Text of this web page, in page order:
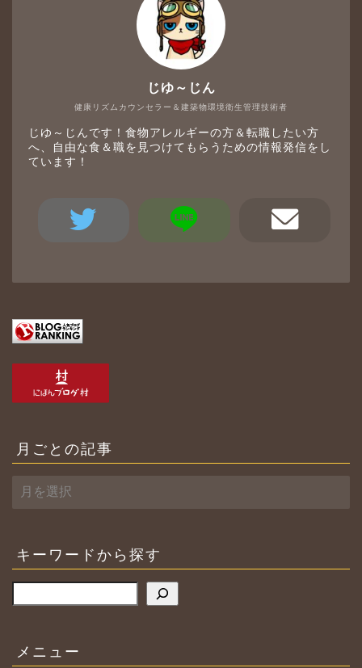
健康リズムカウンセラー＆建築物環境衛生管理技術者
じゆ～じん
じゆ～じんです！食物アレルギーの方＆転職したい方
へ、自由な食＆職を見つけてもらうための情報発信をし
ています！
月ごとの記事
ご
記
事
キーワードから探す
メニュー